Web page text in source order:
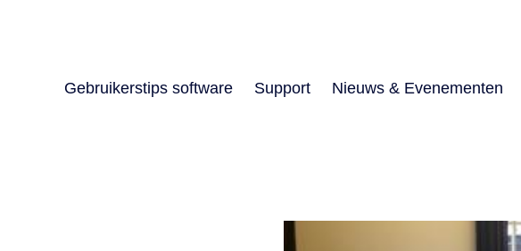
Gebruikerstips software Support Nieuws & Evenementen